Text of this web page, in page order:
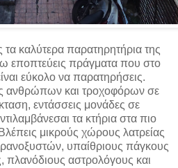
τα καλύτερα παρατηρητήρια της
εποπτεύεις πράγματα που στο
εύκολο να παρατηρήσεις.
ανθρώπων και τροχοφόρων σε
εντάσσεις μονάδες σε
τα κτήρια στα πιο
μικρούς χώρους λατρείας
υπαίθριους πάγκους
αστρολόγους και